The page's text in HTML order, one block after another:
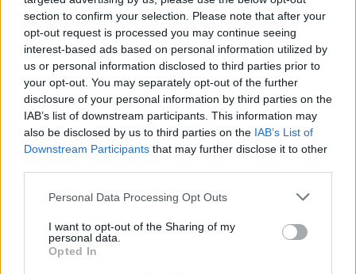
section to confirm your selection. Please note that after your
opt-out request is processed you may continue seeing
interest-based ads based on personal information utilized by
us or personal information disclosed to third parties prior to
your opt-out. You may separately opt-out of the further
disclosure of your personal information by third parties on the
IAB’s list of downstream participants. This information may
also be disclosed by us to third parties on the IAB’s List of
Downstream Participants that may further disclose it to other
Personal Data Processing Opt Outs
I want to opt-out of the Sharing of my
personal data.
Opted In